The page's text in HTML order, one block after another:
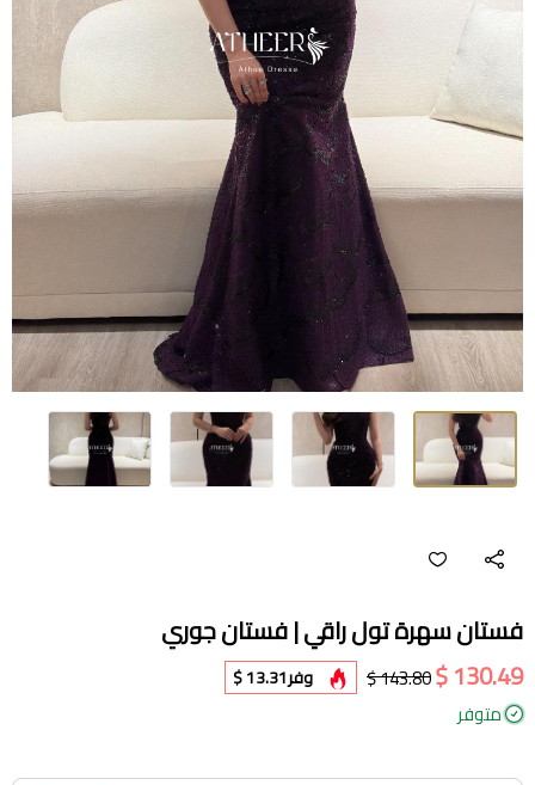
فستان سهرة تول راقي | فستان جوري
130.49 $
143.80 $ وفر13.31 $
متوفر